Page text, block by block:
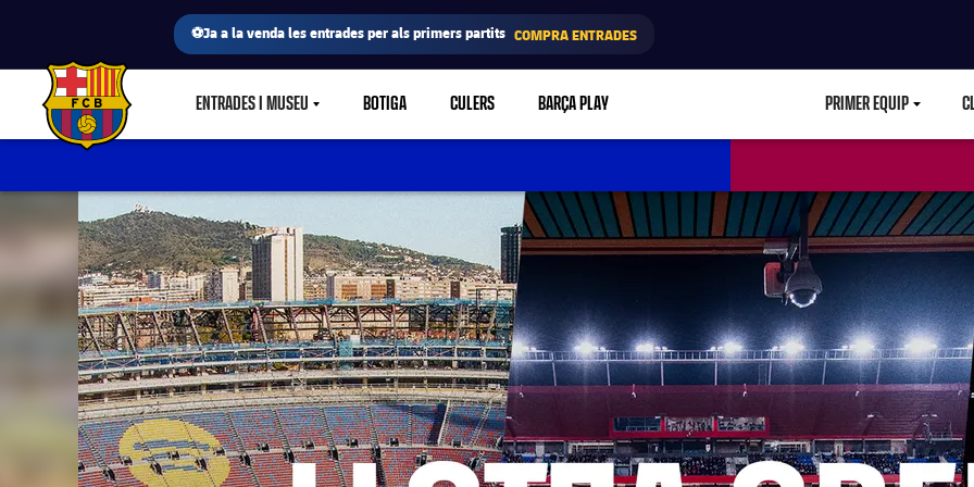
⚽Ja a la venda les entrades per als primers partits COMPRA ENTRADES
FC Barcelona club badge ENTRADES I MUSEULABEL.SHARE.CARETDOWN
BOTIGA CULERS BARÇA PLAY PRIMER EQUIP